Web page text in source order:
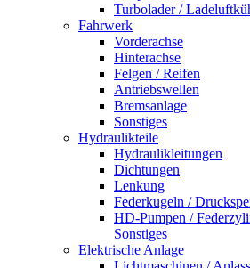
Turbolader /
Fahrwerk
Vorderachse
Hinterachse
Felgen / Reifen
Antriebswellen
Bremsanlage
Sonstiges
Hydraulikteile
Hydraulikleitungen
Dichtungen
Lenkung
Federkugeln /
HD-Pumpen /
Sonstiges
Elektrische Anlage